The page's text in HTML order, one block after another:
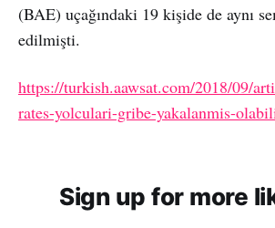
(BAE) uçağındaki 19 kişide de aynı
edilmişti.
https://turkish.aawsat.com/2018/09/
rates-yolculari-gribe-yakalanmis-
Sign up for more